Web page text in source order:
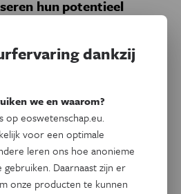
hun potentieel
technologie begon toe te
verschillende bedrijven aan de
Er werd gewerkt aan vaccins
CoV - die laatste is nauw
Na de uitbraak van de covid-19-
twee basaal
ontwikkeld die coderen
dankzij
we en waarom?
op eoswetenschap.eu.
voor een optimale
leren ons hoe anonieme
Daarnaast zijn er
onze producten te kunnen